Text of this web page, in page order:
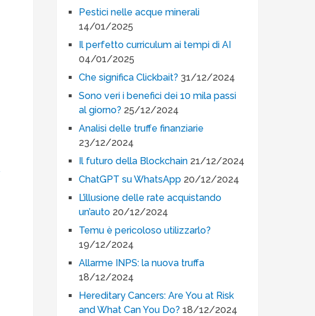
Pestici nelle acque minerali
14/01/2025
Il perfetto curriculum ai tempi di AI
04/01/2025
Che significa Clickbait? 31/12/2024
Sono veri i benefici dei 10 mila passi
al giorno? 25/12/2024
Analisi delle truffe finanziarie
23/12/2024
Il futuro della Blockchain 21/12/2024
ChatGPT su WhatsApp 20/12/2024
L’illusione delle rate acquistando
un’auto 20/12/2024
Temu è pericoloso utilizzarlo?
19/12/2024
Allarme INPS: la nuova truffa
18/12/2024
Hereditary Cancers: Are You at Risk
and What Can You Do? 18/12/2024